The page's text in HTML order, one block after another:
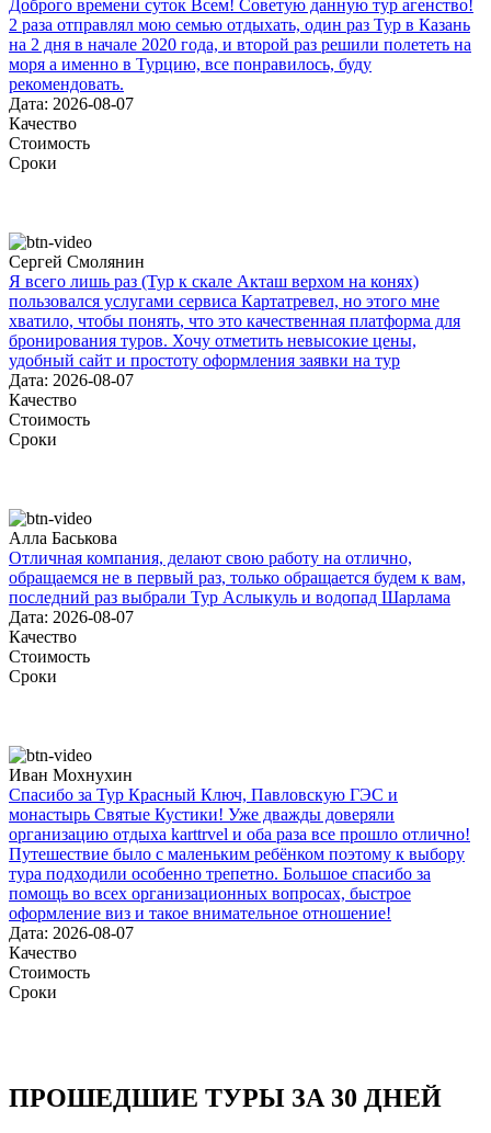
Доброго времени суток Всем! Советую данную тур агенство!
2 раза отправлял мою семью отдыхать, один раз Тур в Казань
на 2 дня в начале 2020 года, и второй раз решили полететь на
моря а именно в Турцию, все понравилось, буду
рекомендовать.
Дата: 2026-08-07
Качество
Стоимость
Сроки
Сергей Смолянин
Я всего лишь раз (Тур к скале Акташ верхом на конях)
пользовался услугами сервиса Картатревел, но этого мне
хватило, чтобы понять, что это качественная платформа для
бронирования туров. Хочу отметить невысокие цены,
удобный сайт и простоту оформления заявки на тур
Дата: 2026-08-07
Качество
Стоимость
Сроки
Алла Баськова
Отличная компания, делают свою работу на отлично,
обращаемся не в первый раз, только обращается будем к вам,
последний раз выбрали Тур Аслыкуль и водопад Шарлама
Дата: 2026-08-07
Качество
Стоимость
Сроки
Иван Мохнухин
Спасибо за Тур Красный Ключ, Павловскую ГЭС и
монастырь Святые Кустики! Уже дважды доверяли
организацию отдыха karttrvel и оба раза все прошло отлично!
Путешествие было с маленьким ребёнком поэтому к выбору
тура подходили особенно трепетно. Большое спасибо за
помощь во всех организационных вопросах, быстрое
оформление виз и такое внимательное отношение!
Дата: 2026-08-07
Качество
Стоимость
Сроки
ПРОШЕДШИЕ ТУРЫ ЗА 30 ДНЕЙ